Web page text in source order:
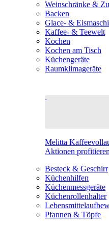
Weinschränke &
Backen
Glace- &
Kaffee- & Teewelt
Kochen
Kochen am Tisch
Küchengeräte
Raumklimageräte
Melitta
Aktionen profitieren
Besteck & Geschirr
Küchenhilfen
Küchenmessgeräte
Küchenrollenhalter
Pfannen & Töpfe